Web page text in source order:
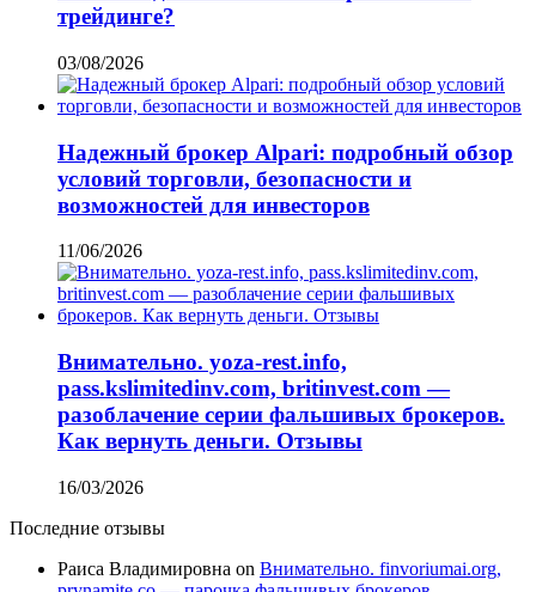
трейдинге?
03/08/2026
Надежный брокер Alpari: подробный обзор
условий торговли, безопасности и
возможностей для инвесторов
11/06/2026
Внимательно. yoza-rest.info,
pass.kslimitedinv.com, britinvest.com —
разоблачение серии фальшивых брокеров.
Как вернуть деньги. Отзывы
16/03/2026
Последние отзывы
Раиса Владимировна on Внимательно. finvoriumai.org,